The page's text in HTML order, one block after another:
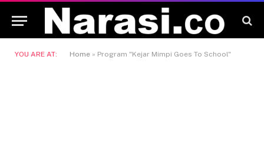
YOU ARE AT: Home » Program "Kejar Mimpi Goes To School"